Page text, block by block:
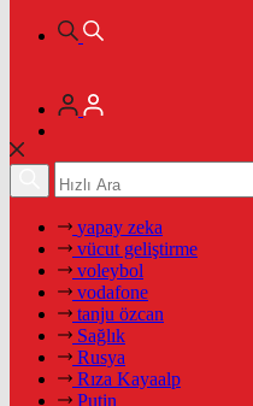
yapay zeka
vücut geliştirme
voleybol
vodafone
tanju özcan
Sağlık
Rusya
Rıza Kayaalp
Putin